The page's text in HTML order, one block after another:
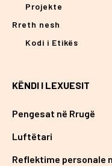
Projekte
Rreth nesh
Kodi i Etikës
KËNDI I LEXUESIT
Pengesat në Rrugë
Luftëtari
Reflektime personale